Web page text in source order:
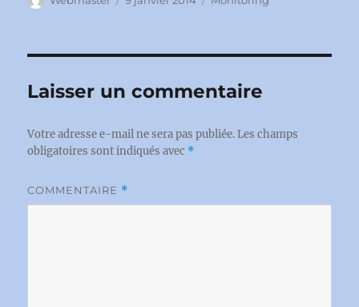
Laisser un commentaire
Votre adresse e-mail ne sera pas publiée. Les champs
obligatoires sont indiqués avec *
COMMENTAIRE *